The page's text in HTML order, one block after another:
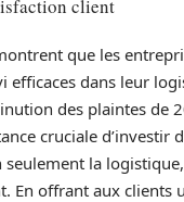
client
que les
efficaces dans leur
des plaintes de
cruciale d’investir
la
En offrant aux clients